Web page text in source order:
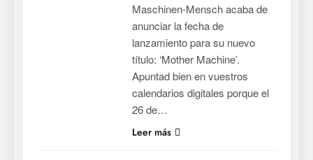
Maschinen-Mensch acaba de
anunciar la fecha de
lanzamiento para su nuevo
título: ‘Mother Machine’.
Apuntad bien en vuestros
calendarios digitales porque el
26 de…
Leer más